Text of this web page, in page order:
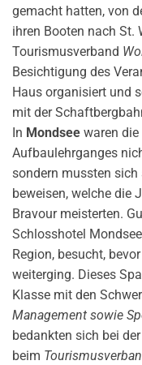
gemacht hatten, von
ihren Booten nach St.
Tourismusverband
Besichtigung des
Haus organisiert und
mit der
In Mondsee waren
Aufbaulehrganges
sondern mussten sich
beweisen, welche die
Bravour meisterten.
Schlosshotel
Region, besucht,
weiterging. Dieses
Klasse mit den
Management sowie
bedankten sich bei
beim